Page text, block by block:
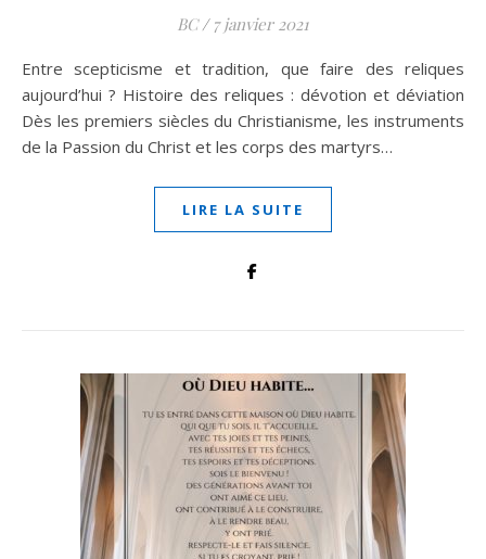
BC / 7 janvier 2021
Entre scepticisme et tradition, que faire des reliques
aujourd’hui ? Histoire des reliques : dévotion et déviation
Dès les premiers siècles du Christianisme, les instruments
de la Passion du Christ et les corps des martyrs…
LIRE LA SUITE